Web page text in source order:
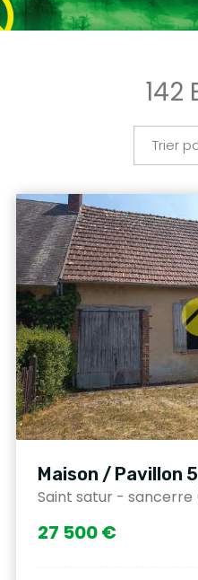
142
Trier
Maison / Pavillon
Saint satur - sancerre
27 500 €